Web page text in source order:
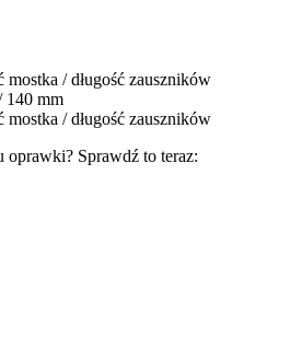
mostka / długość zauszników
140 mm
mostka / długość zauszników
oprawki? Sprawdź to teraz: